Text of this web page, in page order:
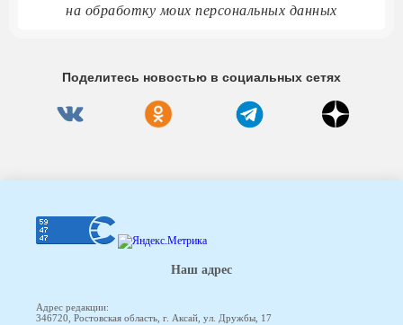
на обработку моих персональных данных
Поделитесь новостью в социальных сетях
Наш адрес
Адрес редакции:
346720, Ростовская область, г. Аксай, ул. Дружбы, 17